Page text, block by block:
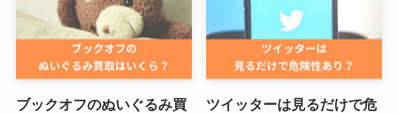
ブックオフのぬいぐるみ買
ツイッターは見るだけで危